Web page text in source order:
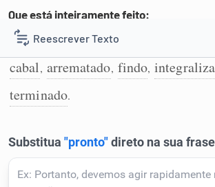
Reescrever Texto
Resumir Texto
Detector de IA
Que está inteiramente feito:
1 finalizado,acabado
cabal, arrematado, findo,
terminado.